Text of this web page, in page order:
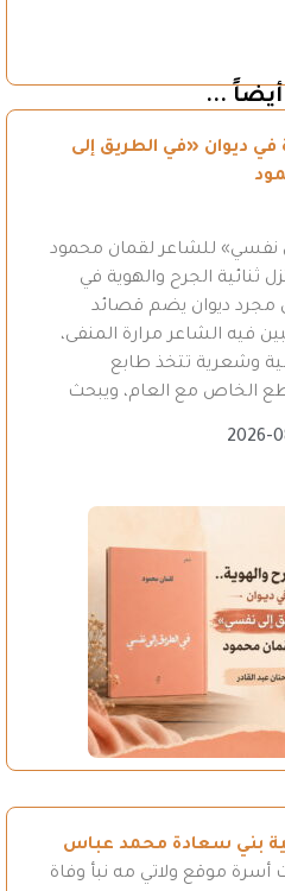
أيضاً ...
في ديوان «في الطريق إلى
نفسي» للشاعر لقمان محمود
ثنائية الجرح والهوية في
ديوان يضم قصائد
فيه الشاعر مرارة المنفى،
وشعرية تتخذ طابع
الخاص مع العام، ويبحث
2026-
بني سعادة محمد عباس
أسرة موقع ولاتي مه نبأ وفاة